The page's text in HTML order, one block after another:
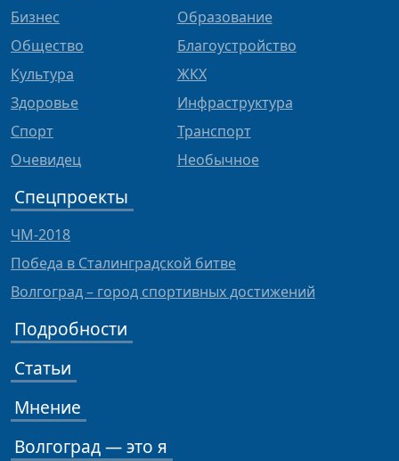
Бизнес
Общество
Культура
Здоровье
Спорт
Очевидец
Образование
Благоустройство
ЖКХ
Инфраструктура
Транспорт
Необычное
Спецпроекты
ЧМ-2018
Победа в Сталинградской битве
Волгоград – город спортивных достижений
Подробности
Статьи
Мнение
Волгоград — это я